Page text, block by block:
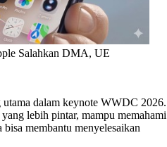
Salahkan DMA, UE
dalam keynote WWDC 2026.
lebih pintar, mampu memahami
membantu menyelesaikan